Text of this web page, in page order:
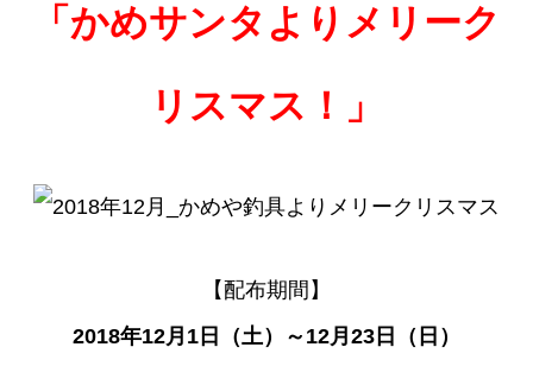
「かめサンタよりメリーク
リスマス！」
【配布期間】
2018年12月1日（土）～12月23日（日）